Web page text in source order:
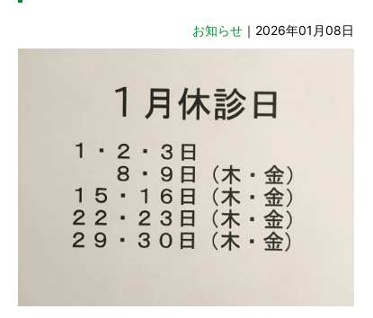
お知らせ ｜2026年01月08日